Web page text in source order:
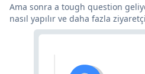
Ama sonra a tough question
nasıl yapılır ve daha fazla